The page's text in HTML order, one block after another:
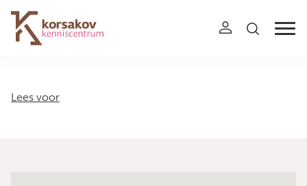
Navigation
Lees voor